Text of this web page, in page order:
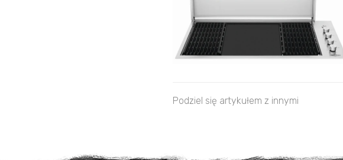
Podziel się artykułem z innymi